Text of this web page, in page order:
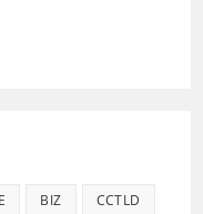
BIZ CCTLD